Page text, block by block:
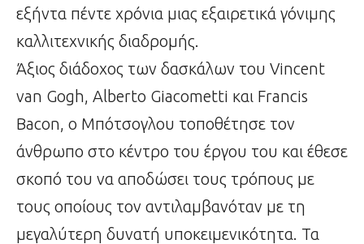
εξήντα πέντε χρόνια μιας εξαιρετικά γόνιμης
καλλιτεχνικής διαδρομής.
Άξιος διάδοχος των δασκάλων του Vincent
van Gogh, Alberto Giacometti και Francis
Bacon, ο Μπότσογλου τοποθέτησε τον
άνθρωπο στο κέντρο του έργου του και έθεσε
σκοπό του να αποδώσει τους τρόπους με
τους οποίους τον αντιλαμβανόταν με τη
μεγαλύτερη δυνατή υποκειμενικότητα. Τα